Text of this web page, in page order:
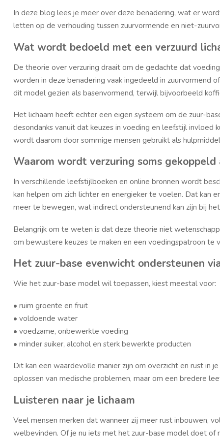
In deze blog lees je meer over deze benadering, wat er
letten op de verhouding tussen zuurvormende en niet-
Wat wordt bedoeld met een verzuurd
De theorie over verzuring draait om de gedachte dat
worden in deze benadering vaak ingedeeld in zuurvormend
dit model gezien als basenvormend, terwijl bijvoorbeeld
Het lichaam heeft echter een eigen systeem om de zuur-
desondanks vanuit dat keuzes in voeding en leefstijl
wordt daarom door sommige mensen gebruikt als
Waarom wordt verzuring soms
In verschillende leefstijlboeken en online bronnen wordt
kan helpen om zich lichter en energieker te voelen. Dat
meer te bewegen, wat indirect ondersteunend kan zijn bij
Belangrijk om te weten is dat deze theorie niet
om bewustere keuzes te maken en een voedingspatroon te
Het zuur-base evenwicht ondersteunen
Wie het zuur-base model wil toepassen, kiest meestal voor:
• ruim groente en fruit
• voldoende water
• voedzame, onbewerkte voeding
• minder suiker, alcohol en sterk bewerkte producten
Dit kan een waardevolle manier zijn om overzicht en rust in
oplossen van medische problemen, maar om een bredere
Luisteren naar je lichaam
Veel mensen merken dat wanneer zij meer rust inbouwen,
welbevinden. Of je nu iets met het zuur-base model doet